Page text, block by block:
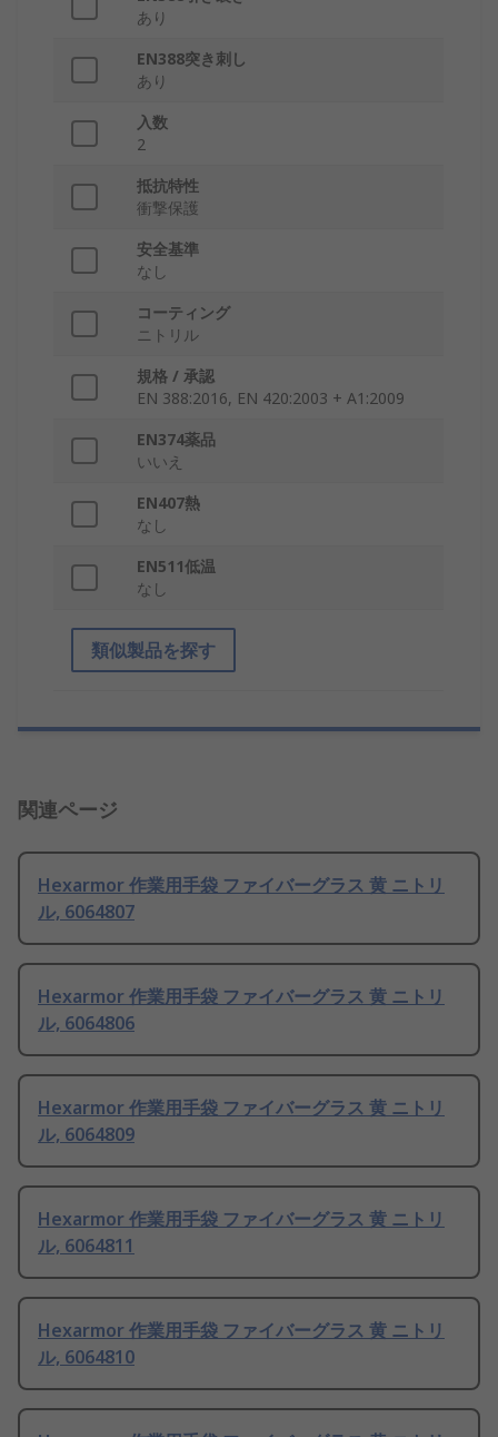
あり
EN388突き刺し
あり
入数
2
抵抗特性
衝撃保護
安全基準
なし
コーティング
ニトリル
規格 / 承認
EN 388:2016, EN 420:2003 + A1:2009
EN374薬品
いいえ
EN407熱
なし
EN511低温
なし
類似製品を探す
関連ページ
Hexarmor 作業用手袋 ファイバーグラス 黄 ニトリ
ル, 6064807
Hexarmor 作業用手袋 ファイバーグラス 黄 ニトリ
ル, 6064806
Hexarmor 作業用手袋 ファイバーグラス 黄 ニトリ
ル, 6064809
Hexarmor 作業用手袋 ファイバーグラス 黄 ニトリ
ル, 6064811
Hexarmor 作業用手袋 ファイバーグラス 黄 ニトリ
ル, 6064810